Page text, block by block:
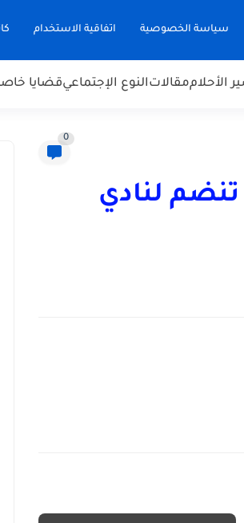
سياسة الخصوصية اتفاقية الاستخدام
الأحلاممقالاتالنوع الإجتماعيقضايا
0
تنضم لنادي